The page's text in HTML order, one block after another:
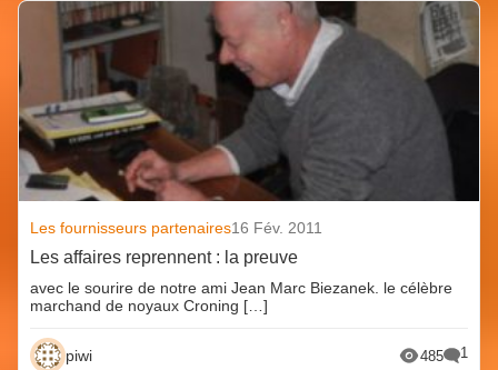
Les fournisseurs partenaires16 Fév. 2011
Les affaires reprennent : la preuve
avec le sourire de notre ami Jean Marc Biezanek. le célèbre
marchand de noyaux Croning […]
piwi 485 1